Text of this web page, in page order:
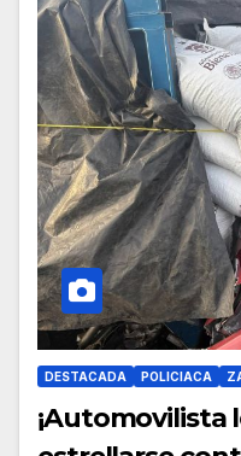
DESTACADA POLICIACA
¡Automovilista